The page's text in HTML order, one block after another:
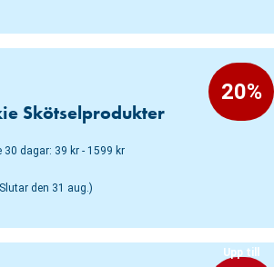
20%
Skötselprodukter
dagar: 39 kr - 1599 kr
Slutar den 31 aug. )
Upp till